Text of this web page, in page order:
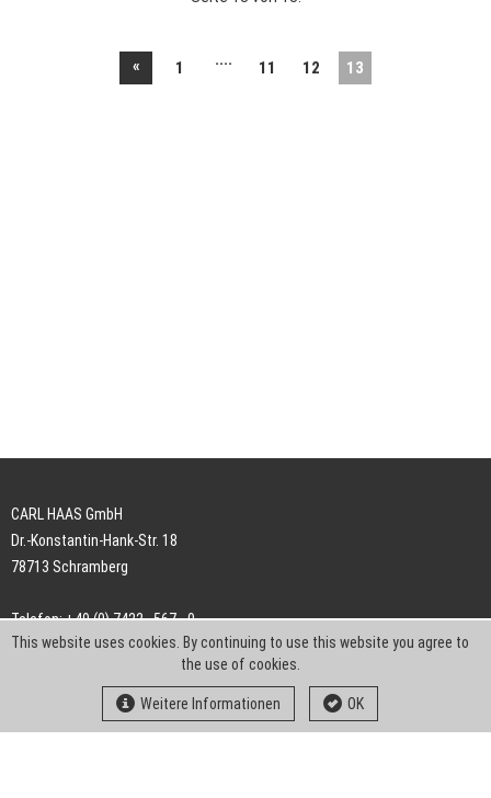
« 1 .... 11 12 13
CARL HAAS GmbH
Dr.-Konstantin-Hank-Str. 18
78713 Schramberg
Telefon: +49 (0) 7422 . 567 - 0
Telefax: +49 (0) 7422 . 567 - 239
info-ch@kern-liebers.com
This website uses cookies. By continuing to use this website you agree to
the use of cookies.
Weitere Informationen OK